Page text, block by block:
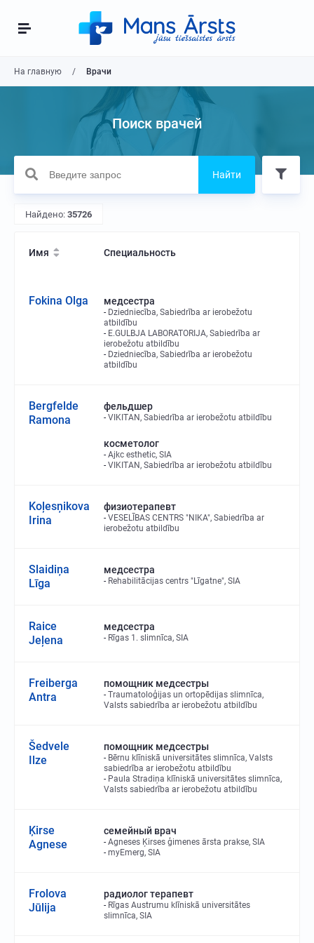
На главную Врачи
Поиск врачей
Найти
Найдено: 35726
Имя Специальность
Fokina Olga медсестра
Dziedniecība, Sabiedrība ar ierobežotu
atbildību
E.GULBJA LABORATORIJA, Sabiedrība ar
ierobežotu atbildību
Dziedniecība, Sabiedrība ar ierobežotu
atbildību
Bergfelde
Ramona
фельдшер
VIKITAN, Sabiedrība ar ierobežotu atbildību
косметолог
Ajkc esthetic, SIA
VIKITAN, Sabiedrība ar ierobežotu atbildību
Koļesņikova
Irina
физиотерапевт
VESELĪBAS CENTRS "NIKA", Sabiedrība ar
ierobežotu atbildību
Slaidiņa
Līga
медсестра
Rehabilitācijas centrs "Līgatne", SIA
Raice
Jeļena
медсестра
Rīgas 1. slimnīca, SIA
Freiberga
Antra
помощник медсестры
Traumatoloģijas un ortopēdijas slimnīca,
Valsts sabiedrība ar ierobežotu atbildību
Šedvele
Ilze
помощник медсестры
Bērnu klīniskā universitātes slimnīca, Valsts
sabiedrība ar ierobežotu atbildību
Paula Stradiņa klīniskā universitātes slimnīca,
Valsts sabiedrība ar ierobežotu atbildību
Ķirse
Agnese
семейный врач
Agneses Ķirses ģimenes ārsta prakse, SIA
myEmerg, SIA
Frolova
Jūlija
радиолог терапевт
Rīgas Austrumu klīniskā universitātes
slimnīca, SIA